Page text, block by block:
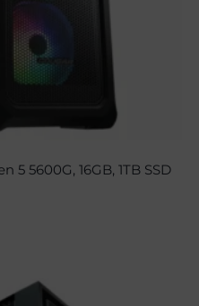
5 5600G, 16GB, 1TB SSD